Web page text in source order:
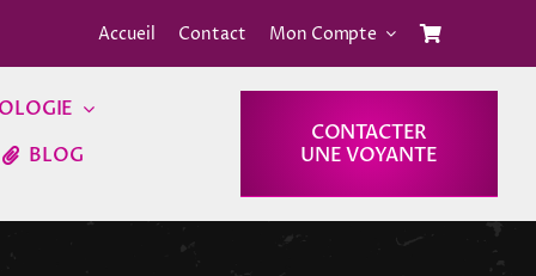
Accueil Contact Mon Compte
BLOG
CONTACTER
UNE VOYANTE